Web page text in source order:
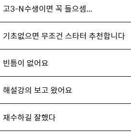
고3-N수생이면 꼭 들으셈...
기초없으면 무조건 스타터 추천합니다
빈틈이 없어요
해설강의 보고 왔어요
재수하길 잘했다